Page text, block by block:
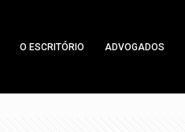
O ESCRITÓRIO ADVOGADOS